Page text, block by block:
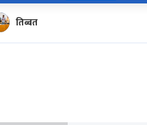
तिब्बत